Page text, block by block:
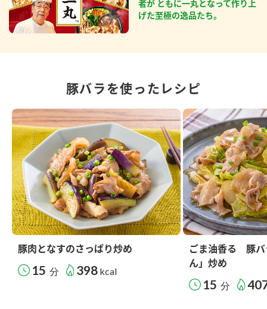
者が ともに一丸となって作り上
げた至極の逸品たち。
豚バラを使ったレシピ
豚肉となすのさっぱり炒め
15 分 398 kcal
ごま油香る 豚バ
ん」炒め
15 分